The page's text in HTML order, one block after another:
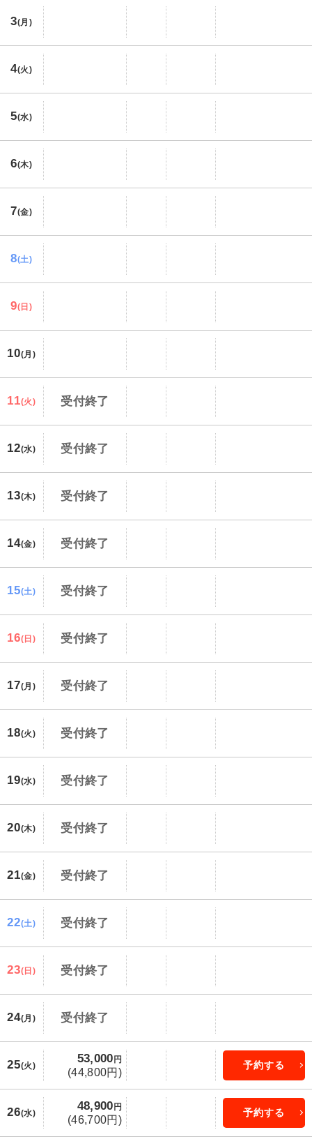
3(月)
4(火)
5(水)
6(木)
7(金)
8(土)
9(日)
10(月)
11(火) 受付終了
12(水) 受付終了
13(木) 受付終了
14(金) 受付終了
15(土) 受付終了
16(日) 受付終了
17(月) 受付終了
18(火) 受付終了
19(水) 受付終了
20(木) 受付終了
21(金) 受付終了
22(土) 受付終了
23(日) 受付終了
24(月) 受付終了
25(火)
53,000円
(44,800円)
予約する
26(水)
48,900円
(46,700円)
予約する